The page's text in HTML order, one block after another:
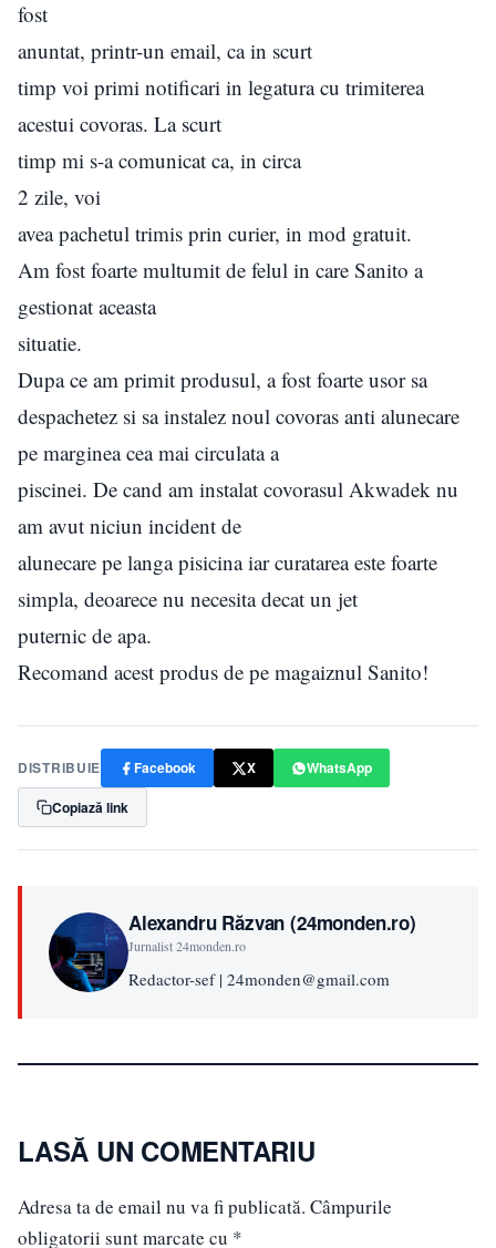
fost
anuntat, printr-un email, ca in scurt
timp voi primi notificari in legatura cu trimiterea
acestui covoras. La scurt
timp mi s-a comunicat ca, in circa
2 zile, voi
avea pachetul trimis prin curier, in mod gratuit.
Am fost foarte multumit de felul in care Sanito a
gestionat aceasta
situatie.
Dupa ce am primit produsul, a fost foarte usor sa
despachetez si sa instalez noul covoras anti alunecare
pe marginea cea mai circulata a
piscinei. De cand am instalat covorasul Akwadek nu
am avut niciun incident de
alunecare pe langa pisicina iar curatarea este foarte
simpla, deoarece nu necesita decat un jet
puternic de apa.
Recomand acest produs de pe magaiznul Sanito!
DISTRIBUIE Facebook X
WhatsApp
Copiază link
Alexandru Răzvan (24monden.ro)
Jurnalist 24monden.ro
Redactor-sef | 24monden@gmail.com
LASĂ UN COMENTARIU
Adresa ta de email nu va fi publicată. Câmpurile
obligatorii sunt marcate cu *